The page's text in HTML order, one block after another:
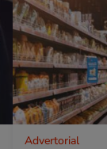
Advertorial